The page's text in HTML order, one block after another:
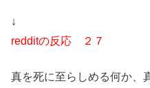
↓
redditの反応 ２７
真を死に至らしめる何か、